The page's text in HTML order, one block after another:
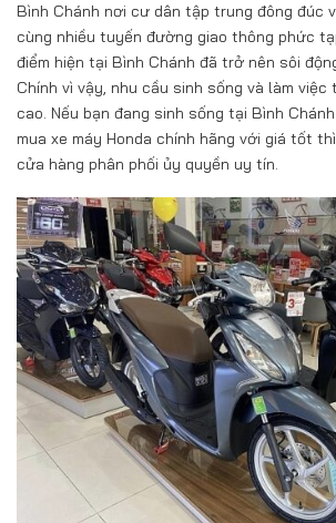
Bình Chánh nơi cư dân tập trung đông đúc
cùng nhiều tuyến đường giao thông phức
điểm hiện tại Bình Chánh đã trở nên sôi
Chính vì vậy, nhu cầu sinh sống và làm
cao. Nếu bạn đang sinh sống tại Bình
mua xe máy Honda chính hãng với giá tốt
cửa hàng phân phối ủy quyền uy tín.